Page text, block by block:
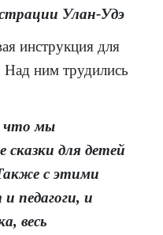
Улан-Удэ
инструкция для
Над ним трудились
что мы
сказки для детей
с этими
педагоги, и
весь